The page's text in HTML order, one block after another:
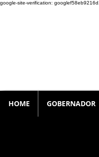
google-site-verification:
HOME GOBERNADOR